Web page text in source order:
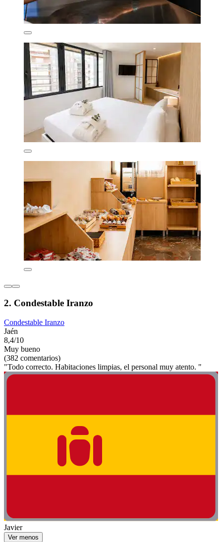
2. Condestable Iranzo
Condestable Iranzo
Jaén
8,4/10
Muy bueno
(382 comentarios)
"Todo correcto. Habitaciones limpias, el personal muy atento. "
Javier
Ver menos